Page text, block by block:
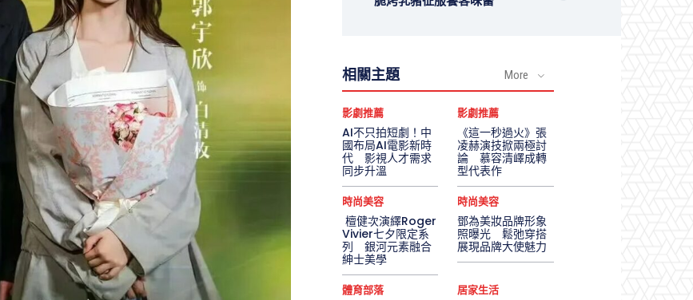
相關主題 More
影劇推薦
AI不只拍短劇！中
國布局AI電影新時
代 影視人才需求
同步升溫
影劇推薦
《這一秒過火》張
凌赫演技掀兩極討
論 慕容清嶧成轉
型代表作
時尚美容
檀健次演繹Roger
Vivier七夕限定系
列 銀河元素融合
紳士美學
時尚美容
鄧為美妝品牌形象
照曝光 鬆弛穿搭
展現品牌大使魅力
體育部落 居家生活